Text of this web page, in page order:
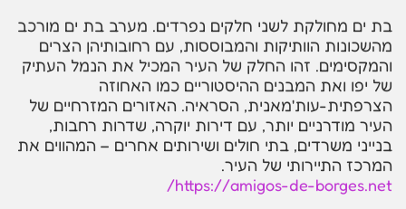
בת ים מחולקת לשני חלקים נפרדים. מערב בת ים מורכב
מהשכונות הוותיקות והמבוססות, עם רחובותיהן הצרים
והמקסימים. זהו החלק של העיר המכיל את הנמל העתיק
של יפו ואת המבנים ההיסטוריים כמו האחוזה
הצרפתית-עות'מאנית, הסראיה. האזורים המזרחיים של
העיר מודרניים יותר, עם דירות יוקרה, שדרות רחבות,
בנייני משרדים, בתי חולים ושירותים אחרים – המהווים את
המרכז התיירותי של העיר.
https://amigos-de-borges.net/